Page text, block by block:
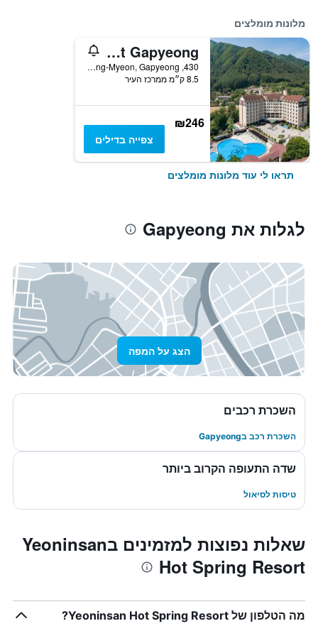
מלונות מומלצים
Kensington Resort Gapyeong
430, Cheonggun-ro, Sang-Myeon, Gapyeong, דרום קוריאה
8.5 ק״מ ממרכז העיר
₪246
צפייה בדילים
תראו לי עוד מלונות מומלצים
לגלות את Gapyeong
הצג על המפה
השכרת רכבים
השכרת רכב בGapyeong
שדה התעופה הקרוב ביותר
טיסות לסיאול
שאלות נפוצות למזמינים בYeoninsan
Hot Spring Resort
מה הטלפון של Yeoninsan Hot Spring Resort?